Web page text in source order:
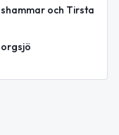
och Tirsta